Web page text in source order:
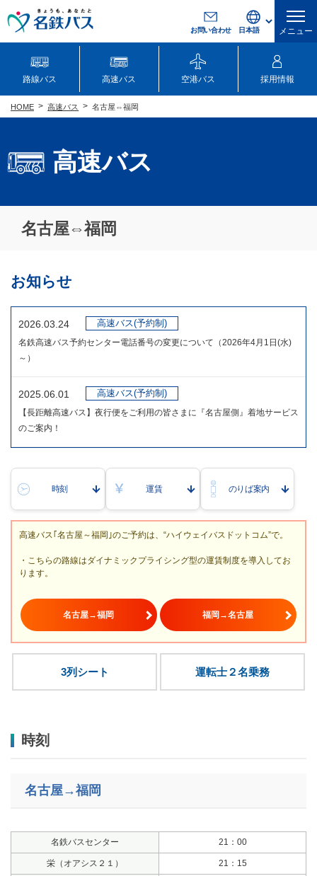
お問い合わせ メニュー
路線バス 高速バス 空港バス 採用情報
高速バス
HOME 高速バス 名古屋⇔福岡
名古屋⇔福岡
お知らせ
2026.03.24 高速バス(予約制)
名鉄高速バス予約センター電話番号の変更について（2026年4月1日(水)
～）
2025.06.01 高速バス(予約制)
【長距離高速バス】夜行便をご利用の皆さまに『名古屋側』着地サービス
のご案内！
時刻 運賃 のりば案内
高速バス｢名古屋～福岡｣のご予約は、“ハイウェイバスドットコム”で。
・こちらの路線はダイナミックプライシング型の運賃制度を導入してお
ります。
名古屋→福岡 福岡→名古屋
3列シート 運転士２名乗務
時刻
名古屋→福岡
名鉄バスセンター 21：00
栄（オアシス２１） 21：15